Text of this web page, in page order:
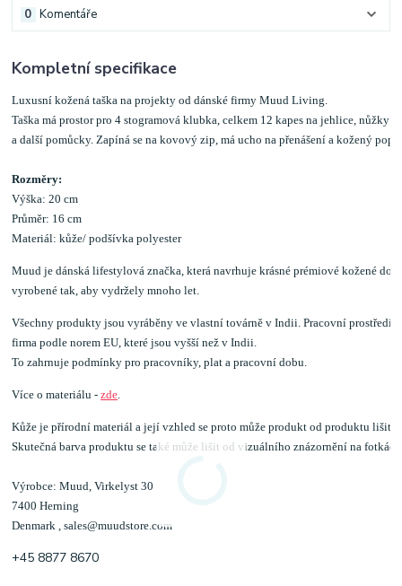
Komentáře
0
Kompletní specifikace
Luxusní kožená taška na projekty od dánské firmy Muud Living.
Taška má prostor pro 4 stogramová klubka, celkem 12 kapes na jehlice, nůžky
a další pomůcky. Zapíná se na kovový zip, má ucho na přenášení a kožený
Rozměry:
Výška: 20 cm
Průměr: 16 cm
Materiál: kůže/ podšívka polyester
Muud je dánská lifestylová značka, která navrhuje krásné prémiové kožené
vyrobené tak, aby vydržely mnoho let.
Všechny produkty jsou vyráběny ve vlastní továrně v Indii. Pracovní prostředí
firma podle norem EU, které jsou vyšší než v Indii.
To zahrnuje podmínky pro pracovníky, plat a pracovní dobu.
Více o materiálu - zde.
Kůže je přírodní materiál a její vzhled se proto může produkt od produktu lišit.
Skutečná barva produktu se také může lišit od vizuálního znázornění na
Výrobce: Muud, Virkelyst 30
7400 Herning
Denmark , sales@muudstore.com
+45 8877 8670